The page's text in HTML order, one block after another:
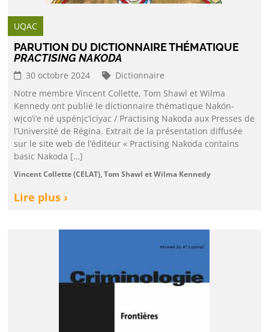
UQAC
PARUTION DU DICTIONNAIRE THÉMATIQUE
PRACTISING NAKODA
30 octobre 2024
Dictionnaire
Notre membre Vincent Collette, Tom Shawl et Wilma
Kennedy ont publié le dictionnaire thématique Nakón-
wįco’i’e né ųspénįc’iciyac / Practising Nakoda aux Presses de
l’Université de Régina. Extrait de la présentation diffusée
sur le site web de l’éditeur « Practising Nakoda contains
basic Nakoda […]
Vincent Collette (CELAT), Tom Shawl et Wilma Kennedy
Lire plus ›